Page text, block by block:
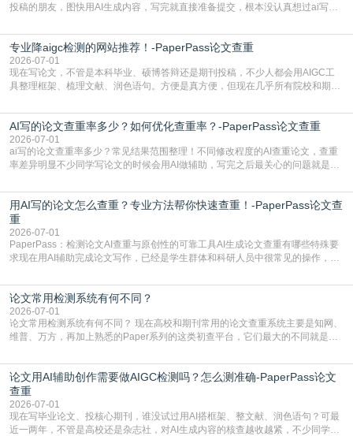
投稿的朋友，图快用AI生成内容，写完就直接准备提交，根本没认真想过ai写论
自带不可忽视的查重风险。AI训练依赖海量公开的文本数据，生成内容本质是基
于训练数据的概率拼接，不是从零开始的原创创作。生成过程中，很容易复用已
有的高频公共表述，甚至直接拼接已经公开
专业降aigc检测的网站推荐！-PaperPass论文查重
2026-07-01
现在写论文，不管是本科毕业、硕博答辩还是期刊投稿，不少人都会用AIGC工
具整理框架、梳理文献、润色语句。方便是真方便，但现在几乎所有院校和期刊
五遍还是过不了预检测的大有人在，这时候，找到靠谱的降AIGC检测率的网
站，就能少走好多弯路。PaperPass：守护学术原创性的智能伙伴AIGC生成内
容的学术合规痛点去年帮一个本科师弟改
AI写的论文查重率多少？如何优化查重率？-PaperPass论文查重
2026-07-01
ai写的论文查重率多少？常见结果范围整理！不同修改程度的AI查重论文，查重
率差异明显不少同学写论文的时候会用AI做辅助，写完之后最关心的问题就是ai
实际情况和大家想的不太一样。AI训练依赖海量公开学术文献、网络内容，生成
内容本质是按照语义概率拼接已有内容，很容易和已发布的作品撞重复，甚至会
直接引用整段已有内容，所以查重率偏高是
用AI写的论文怎么查重？专业方法帮你快速查重！-PaperPass论文查
重
2026-07-01
PaperPass：检测论文AI查重与原创性的可靠工具AI生成论文查重有哪些特殊要
求现在用AI辅助完成论文写作，已经是学生群体和科研人员中很常见的操作，不
但很多人忽略了，AI生成的内容天生带有重复风险——训练AI的数据集本身就包
含大量已公开的学术内容、网络原创内容，AI输出内容时很容易无意识拼接出重
复片
论文常用检测系统有何不同？
2026-07-01
论文常用检测系统有何不同？ 现在高校和期刊常用的论文查重系统主要是知网、
维普、万方，再加上熟悉的Paper系列的这类初查平台，它们最大的不同就是数
查数值误导。知网（CNKI）是学校定稿检测的绝对主流。本科用PMLC，含大学
生联合比对库，能比历届学长论文，硕博用VIP/TMLC，含学术论文联合比对
库，期刊投稿用AMLMC/SML
论文用AI辅助创作需要做AIGC检测吗？怎么测准确-PaperPass论文
查重
2026-07-01
现在写毕业论文、投核心期刊，谁没试过用AI搭框架、整文献、润色语句？可最
近一两年，不管是高校还是杂志社，对AI生成内容的核查越收越紧，不少同学投